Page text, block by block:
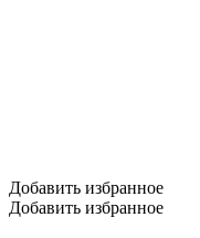
Добавить избранное
Добавить избранное